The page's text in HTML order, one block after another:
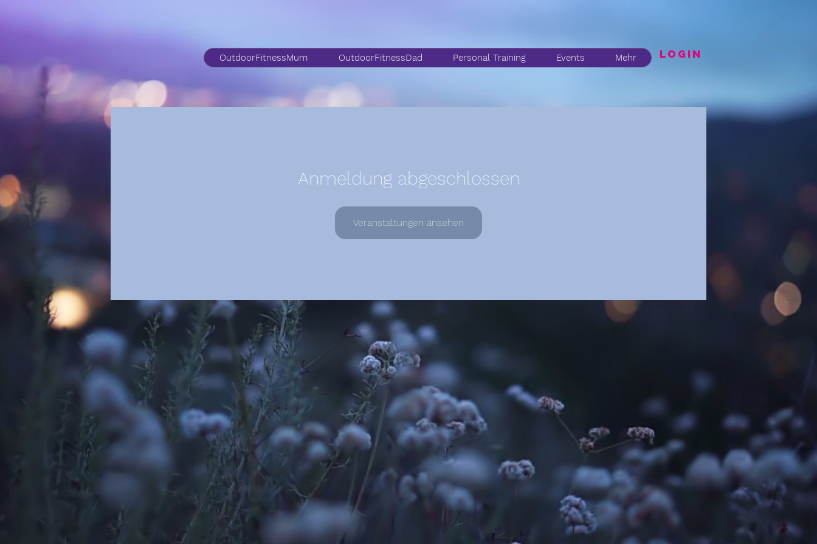
OutdoorFitnessMum OutdoorFitnessDad Personal Training Events Mehr LogIN
Anmeldung abgeschlossen
Veranstaltungen ansehen